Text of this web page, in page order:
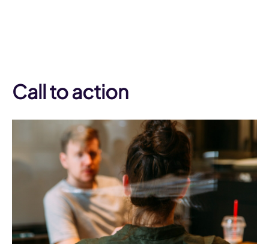
Call to action